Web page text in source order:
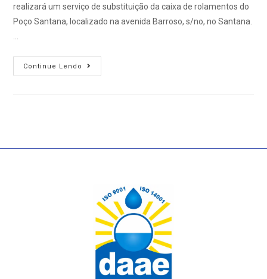
realizará um serviço de substituição da caixa de rolamentos do
Poço Santana, localizado na avenida Barroso, s/no, no Santana.
Continue Lendo